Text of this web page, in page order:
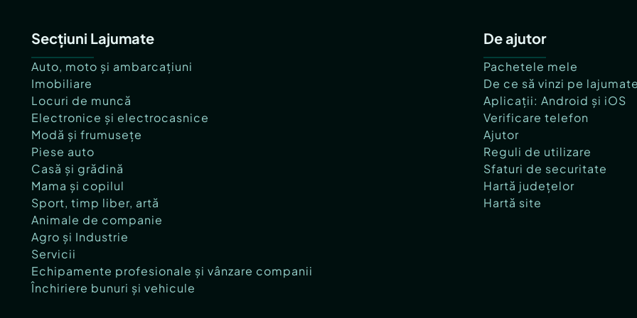
Secțiuni Lajumate
Auto, moto și ambarcațiuni
Imobiliare
Locuri de muncă
Electronice și electrocasnice
Modă și frumusețe
Piese auto
Casă și grădină
Mama și copilul
Sport, timp liber, artă
Animale de companie
Agro și Industrie
Servicii
Echipamente profesionale și vânzare companii
Închiriere bunuri și vehicule
De ajutor
Pachetele mele
De ce să vinzi pe
Aplicații: Android și iOS
Verificare telefon
Ajutor
Reguli de utilizare
Sfaturi de securitate
Hartă județelor
Hartă site